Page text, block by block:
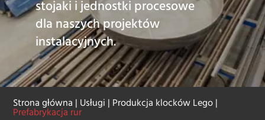
stojaki i jednostki procesowe
dla naszych projektów
instalacyjnych.
Strona główna Usługi Produkcja klocków Lego
Prefabrykacja rur